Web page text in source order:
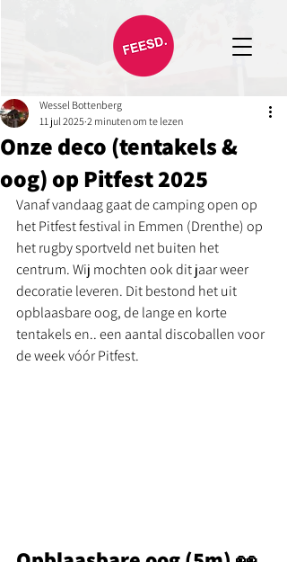
Onze deco (tentakels &
oog) op Pitfest 2025
Wessel Bottenberg
11 jul 2025 2 minuten om te lezen
Vanaf vandaag gaat de camping open op
het Pitfest festival in Emmen (Drenthe) op
het rugby sportveld net buiten het
centrum. Wij mochten ook dit jaar weer
decoratie leveren. Dit bestond het uit
opblaasbare oog, de lange en korte
tentakels en.. een aantal discoballen voor
de week vóór Pitfest.